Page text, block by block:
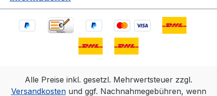
Alle Preise inkl. gesetzl. Mehrwertsteuer zzgl.
Versandkostenund ggf. Nachnahmegebühren, wenn